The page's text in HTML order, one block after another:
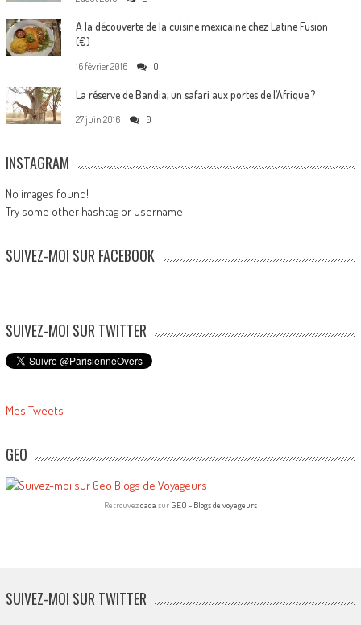
A la découverte de la cuisine mexicaine chez Latine Fusion
(€)
16 février 2016 0
La réserve de Bandia, un safari aux portes de l’Afrique ?
27 juin 2016 0
INSTAGRAM
No images found!
Try some other hashtag or username
SUIVEZ-MOI SUR FACEBOOK
SUIVEZ-MOI SUR TWITTER
Mes Tweets
GEO
Retrouvezdada sur GEO - Blogs de voyageurs
SUIVEZ-MOI SUR TWITTER